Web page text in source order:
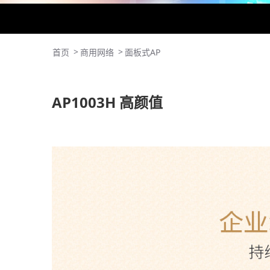
首页 > 商用网络 > 面板式AP
AP1003H 高颜值